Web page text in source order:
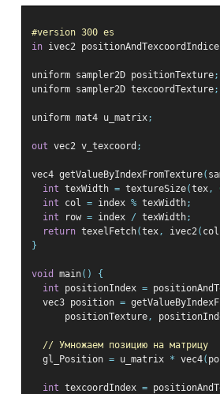
#version 300 es
in ivec2
uniform sampler2D positionTexture;
uniform sampler2D texcoordTexture;
uniform mat4 u_matrix;
out vec2 v_texcoord ;
vec4 getValueByIndexFromTexture(
int texWidth = textureSize(tex,
int col = index % texWidth;
int row = index / texWidth;
return texelFetch(tex, ivec2( col
}
void main()
{
int positionIndex =
  vec3 position
=
      positionTexture
,
// Умножаем позицию на матрицу
  gl_Position
= u_matrix * vec4(
int texcoordIndex =